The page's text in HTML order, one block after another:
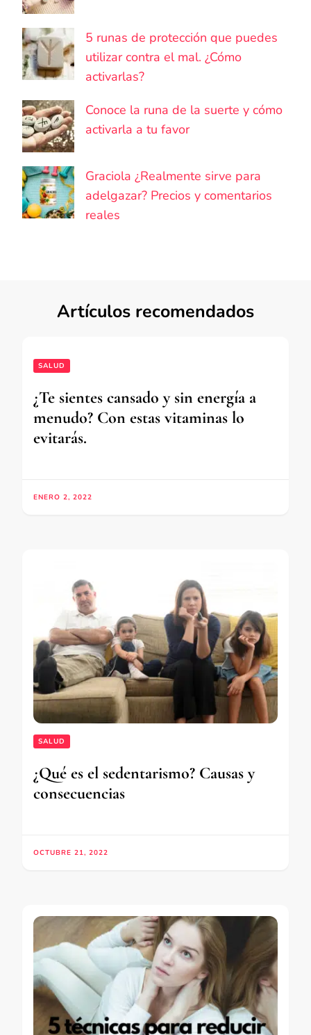
5 runas de protección que puedes
utilizar contra el mal. ¿Cómo
activarlas?
Conoce la runa de la suerte y cómo
activarla a tu favor
Graciola ¿Realmente sirve para
adelgazar? Precios y comentarios
reales
Artículos recomendados
SALUD
¿Te sientes cansado y sin energía a
menudo? Con estas vitaminas lo
evitarás.
ENERO 2, 2022
SALUD
¿Qué es el sedentarismo? Causas y
consecuencias
OCTUBRE 21, 2022